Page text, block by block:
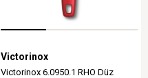
Victorinox
Victorinox 6.0950.1 RHO Düz